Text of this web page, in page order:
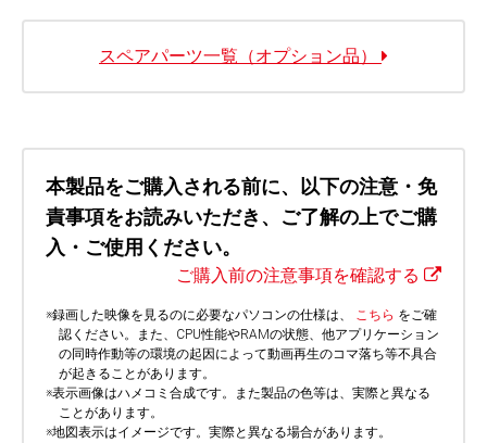
スペアパーツ一覧（オプション品）
本製品をご購入される前に、以下の注意・免
責事項をお読みいただき、ご了解の上でご購
入・ご使用ください。
ご購入前の注意事項を確認する
※録画した映像を見るのに必要なパソコンの仕様は、 こちら をご確
認ください。また、CPU性能やRAMの状態、他アプリケーション
の同時作動等の環境の起因によって動画再生のコマ落ち等不具合
が起きることがあります。
※表示画像はハメコミ合成です。また製品の色等は、実際と異なる
ことがあります。
※地図表示はイメージです。実際と異なる場合があります。